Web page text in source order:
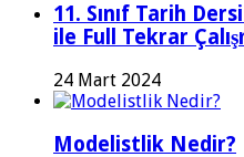
11. Sınıf Tarih
ile Full Tekrar
24 Mart 2024
Modelistlik Nedir?